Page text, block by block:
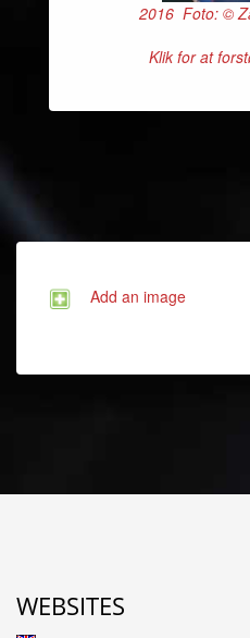
2016 Foto: ©
Klik for at
Add an image
WEBSITES